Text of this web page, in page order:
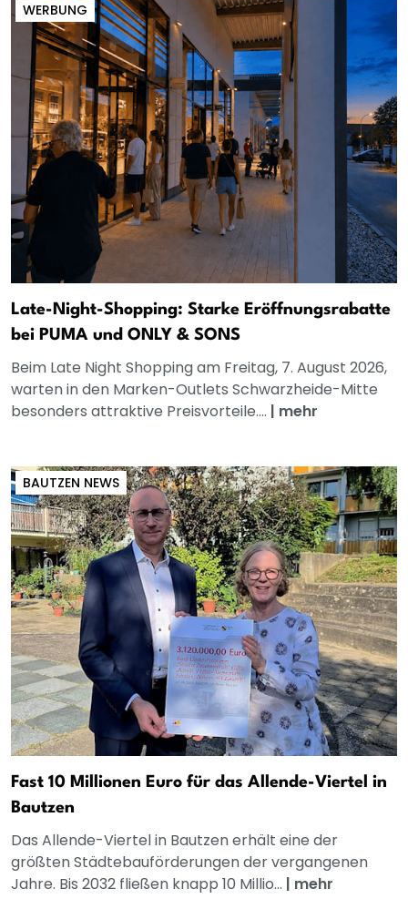
WERBUNG
Late-Night-Shopping: Starke Eröffnungsrabatte
bei PUMA und ONLY & SONS
Beim Late Night Shopping am Freitag, 7. August 2026,
warten in den Marken-Outlets Schwarzheide-Mitte
besonders attraktive Preisvorteile.... | mehr
BAUTZEN NEWS
Fast 10 Millionen Euro für das Allende-Viertel in
Bautzen
Das Allende-Viertel in Bautzen erhält eine der
größten Städtebauförderungen der vergangenen
Jahre. Bis 2032 fließen knapp 10 Millio... | mehr